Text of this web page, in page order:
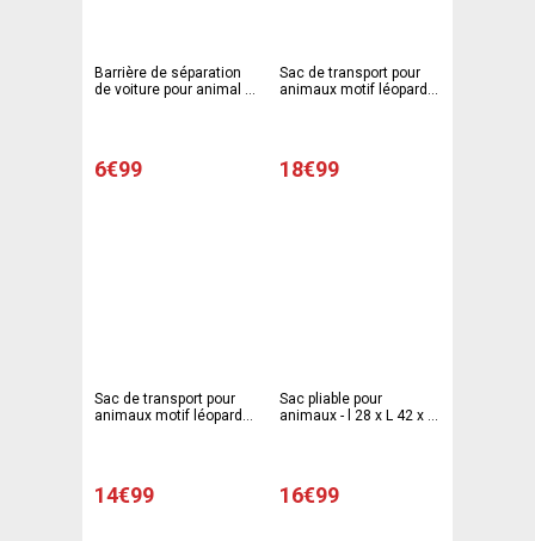
Barrière de séparation
de voiture pour animal -
6€99
Sac de transport pour
animaux motif léopard-
18€99
Sac de transport pour
animaux motif léopard-
14€99
Sac pliable pour
animaux - l 28 x L 42 x H
16€99